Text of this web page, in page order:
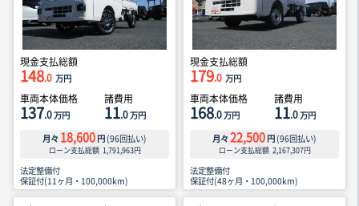
現金支払総額
148.0 万円
車両本体価格
137.0万円
諸費用
11.0万円
月々 18,600 円 (96回払い)
ローン支払総額 1,791,963円
法定整備付
保証付(11ヶ月・100,000km)
現金支払総額
179.0 万円
車両本体価格
168.0万円
諸費用
11.0万円
月々 22,500 円 (96回払い)
ローン支払総額 2,167,307円
法定整備付
保証付(48ヶ月・100,000km)